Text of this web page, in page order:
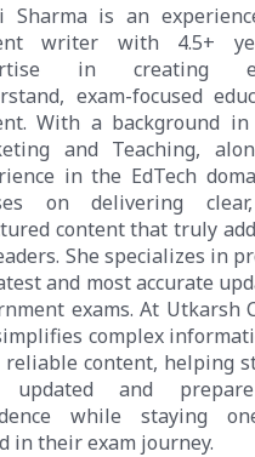
Sharma is an
writer with 4.5+
in creating
exam-focused
With a background
and Teaching,
in the EdTech
on delivering
content that truly
She specializes in
and most accurate
exams. At Utkarsh
complex
reliable content, helping
updated and
while staying
in their exam journey.